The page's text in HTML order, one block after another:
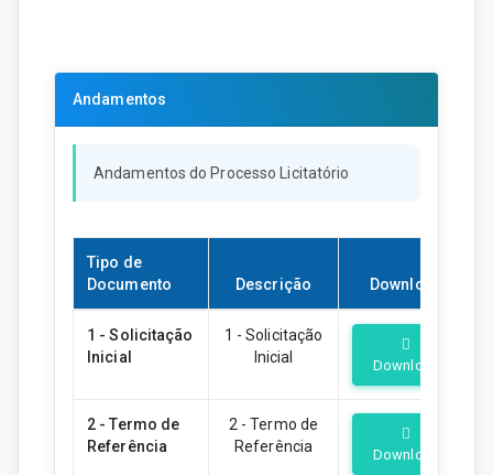
Andamentos
Andamentos do Processo Licitatório
Tipo de
Documento
Descrição Download
1 - Solicitação
Inicial
1 - Solicitação
Inicial
Download
2 - Termo de
Referência
2 - Termo de
Referência
Download